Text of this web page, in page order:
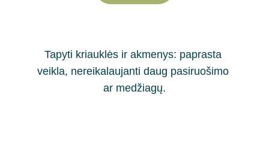
Tapyti kriauklės ir akmenys: paprasta
veikla, nereikalaujanti daug pasiruošimo
ar medžiagų.